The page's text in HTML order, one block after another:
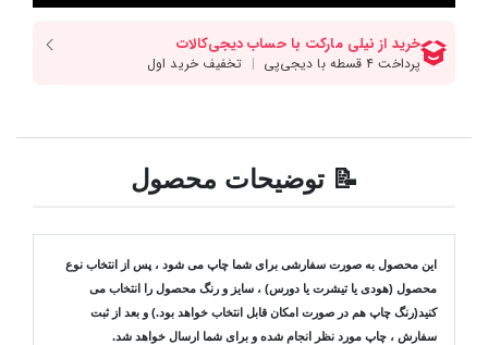
📝 توضیحات محصول
این محصول به صورت سفارشی برای شما چاپ می شود ، پس از انتخاب نوع
محصول (هودی یا تیشرت یا دورس) ، سایز و رنگ محصول را انتخاب می
کنید(رنگ چاپ هم در صورت امکان قابل انتخاب خواهد بود.) و بعد از ثبت
سفارش ، چاپ مورد نظر انجام شده و برای شما ارسال خواهد شد.